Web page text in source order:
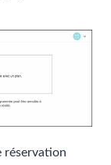
réservation